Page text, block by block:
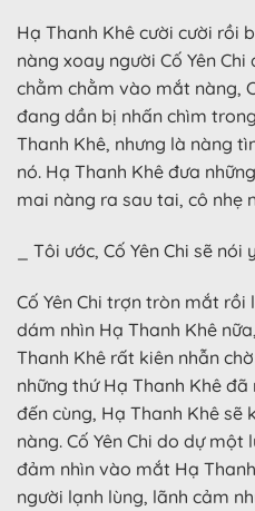
Hạ Thanh Khê cười cười rồi
nàng xoay người Cố Yên
chằm chằm vào mắt nàng,
đang dần bị nhấn chìm
Thanh Khê, nhưng là nàng
nó. Hạ Thanh Khê đưa
mai nàng ra sau tai, cô nhẹ
_ Tôi ước, Cố Yên Chi sẽ nói
Cố Yên Chi trợn tròn mắt
dám nhìn Hạ Thanh Khê
Thanh Khê rất kiên nhẫn
những thứ Hạ Thanh Khê
đến cùng, Hạ Thanh Khê
nàng. Cố Yên Chi do dự
đảm nhìn vào mắt Hạ
người lạnh lùng, lãnh cảm